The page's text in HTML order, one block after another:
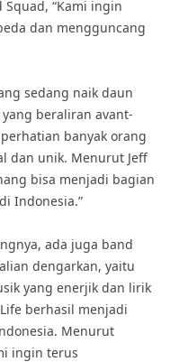
“Kami ingin
dan mengguncang
sedang naik daun
beraliran avant-
banyak orang
dan unik. Menurut Jeff
bisa menjadi bagian
Indonesia.”
ada juga band
dengarkan, yaitu
yang enerjik dan lirik
berhasil menjadi
Menurut
ingin terus